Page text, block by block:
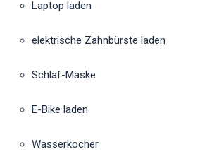
Laptop laden
elektrische Zahnbürste laden
Schlaf-Maske
E-Bike laden
Wasserkocher